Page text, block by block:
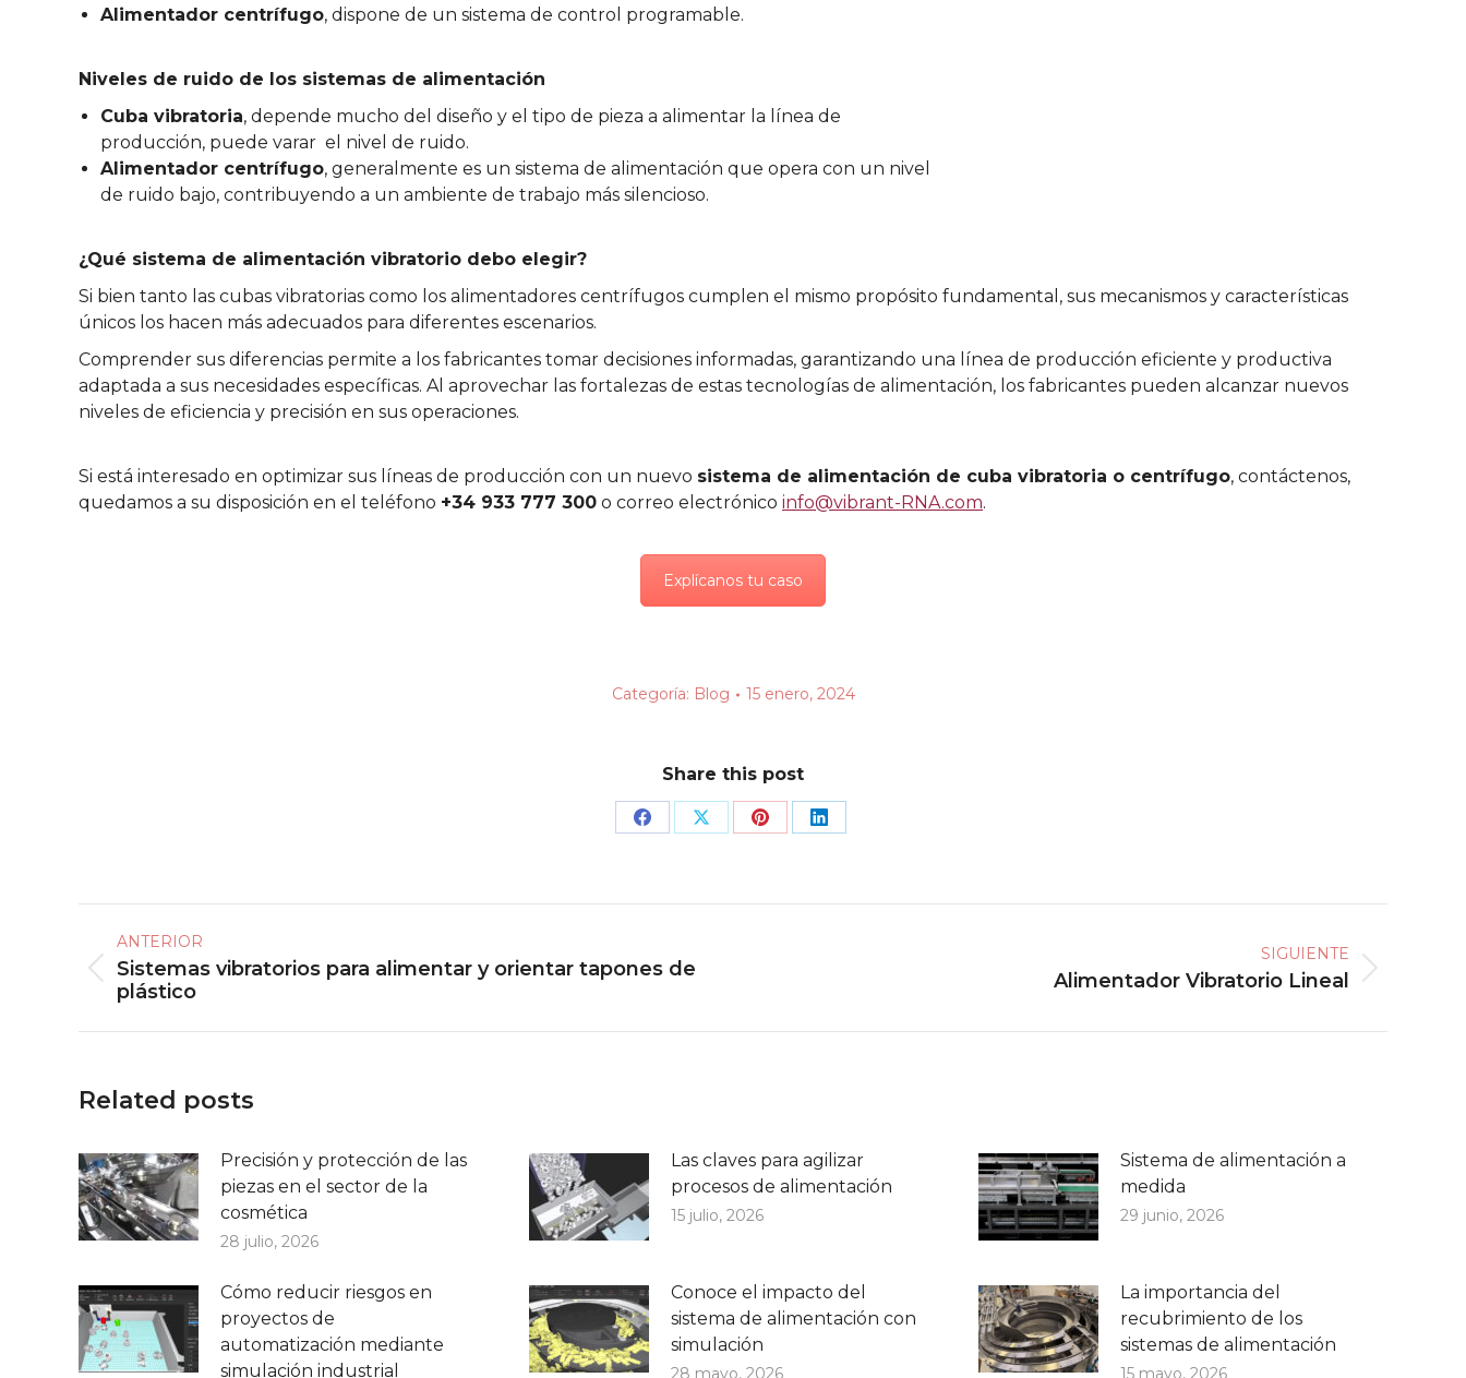
Alimentador centrífugo, dispone de un sistema de control programable.
Niveles de ruido de los sistemas de alimentación
Cuba vibratoria, depende mucho del diseño y el tipo de pieza a alimentar la línea de
producción, puede varar el nivel de ruido.
Alimentador centrífugo, generalmente es un sistema de alimentación que opera con un nivel
de ruido bajo, contribuyendo a un ambiente de trabajo más silencioso.
¿Qué sistema de alimentación vibratorio debo elegir?
Si bien tanto las cubas vibratorias como los alimentadores centrífugos cumplen el mismo propósito fundamental, sus mecanismos y características
únicos los hacen más adecuados para diferentes escenarios.
Comprender sus diferencias permite a los fabricantes tomar decisiones informadas, garantizando una línea de producción eficiente y productiva
adaptada a sus necesidades específicas. Al aprovechar las fortalezas de estas tecnologías de alimentación, los fabricantes pueden alcanzar nuevos
niveles de eficiencia y precisión en sus operaciones.
Si está interesado en optimizar sus líneas de producción con un nuevo sistema de alimentación de cuba vibratoria o centrífugo, contáctenos,
quedamos a su disposición en el teléfono +34 933 777 300 o correo electrónico info@vibrant-RNA.com.
Explícanos tu caso
Categoría: Blog 15 enero, 2024
Share this post
Share Share Share Share
Navegación
entre
publicaciones
ANTERIOR
Publicación
anterior:
Sistemas vibratorios para alimentar y orientar tapones de
plástico
SIGUIENTE
Alimentador Vibratorio Lineal
Related posts
Precisión y protección de las
piezas en el sector de la
cosmética
28 julio, 2026
Las claves para agilizar
procesos de alimentación
15 julio, 2026
Sistema de alimentación a
medida
29 junio, 2026
Cómo reducir riesgos en
proyectos de
automatización mediante
simulación industrial
Conoce el impacto del
sistema de alimentación con
simulación
La importancia del
recubrimiento de los
sistemas de alimentación